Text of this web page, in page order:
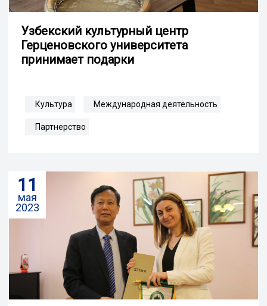
Узбекский культурный центр
Герценовского университета
принимает подарки
Культура Международная деятельность
Партнерство
11
мая
2023